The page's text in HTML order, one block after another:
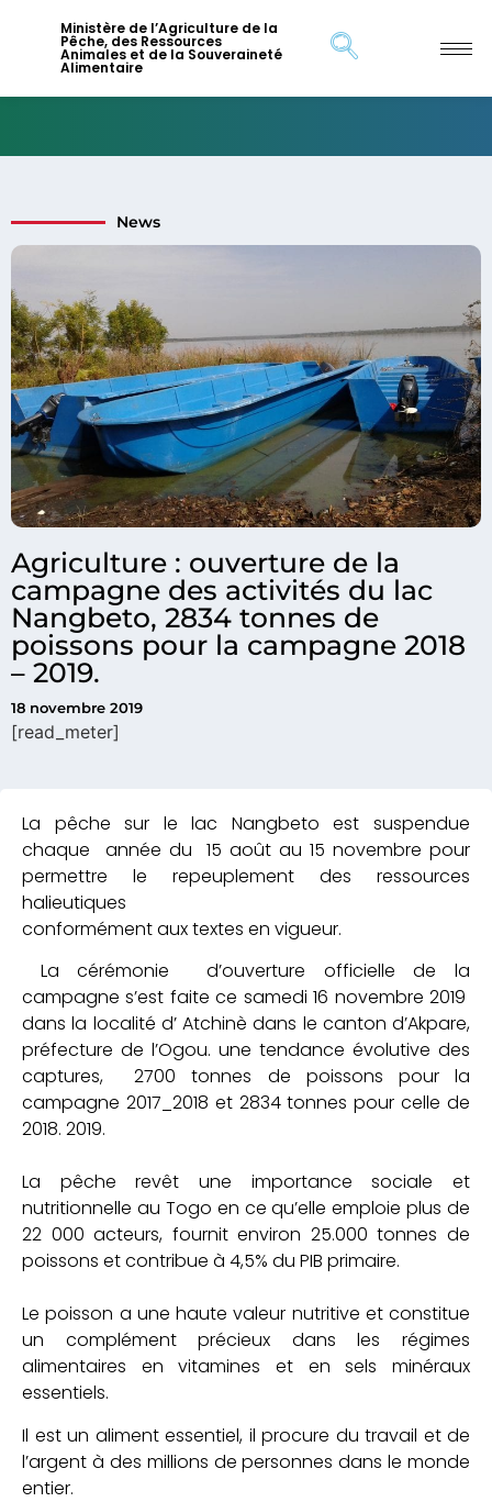
Ministère de l’Agriculture de la
Pêche, des Ressources
Animales et de la Souveraineté
Alimentaire
Agriculture : ouverture de la
campagne des activités du lac
Nangbeto, 2834 tonnes de
poissons pour la campagne 2018
– 2019.
18 novembre 2019
[read_meter]
News
La pêche sur le lac Nangbeto est suspendue
chaque année du 15 août au 15 novembre pour
permettre le repeuplement des ressources
halieutiques
conformément aux textes en vigueur.
La cérémonie d’ouverture officielle de la
campagne s’est faite ce samedi 16 novembre 2019
dans la localité d’ Atchinè dans le canton d’Akpare,
préfecture de l’Ogou. une tendance évolutive des
captures, 2700 tonnes de poissons pour la
campagne 2017_2018 et 2834 tonnes pour celle de
2018. 2019.
La pêche revêt une importance sociale et
nutritionnelle au Togo en ce qu’elle emploie plus de
22 000 acteurs, fournit environ 25.000 tonnes de
poissons et contribue à 4,5% du PIB primaire.
Le poisson a une haute valeur nutritive et constitue
un complément précieux dans les régimes
alimentaires en vitamines et en sels minéraux
essentiels.
Il est un aliment essentiel, il procure du travail et de
l’argent à des millions de personnes dans le monde
entier.